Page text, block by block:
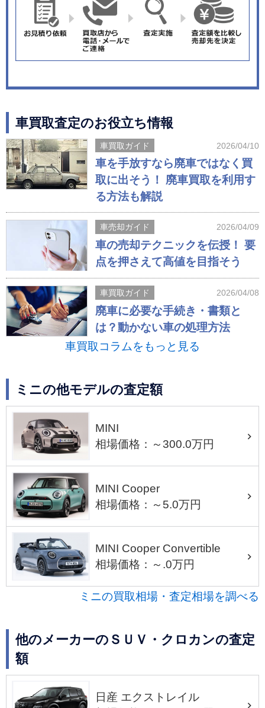
車買取査定のお役立ち情報
車買取ガイド 2026/04/10
車を手放すなら廃車ではなく買
取に出そう！ 廃車買取を利用す
る方法も解説
車売却ガイド 2026/04/09
車の売却テクニックを伝授！ 要
点を押さえて高値を目指そう
車買取ガイド 2026/04/08
廃車に必要な手続き・書類と
は？動かない車の処理方法
車買取コラムをもっと見る
ミニの他モデルの査定額
MINI
相場価格：～300.0万円
MINI Cooper
相場価格：～5.0万円
MINI Cooper Convertible
相場価格：～.0万円
ミニの買取相場・査定相場を調べる
他のメーカーのＳＵＶ・クロカンの査定
額
日産 エクストレイル